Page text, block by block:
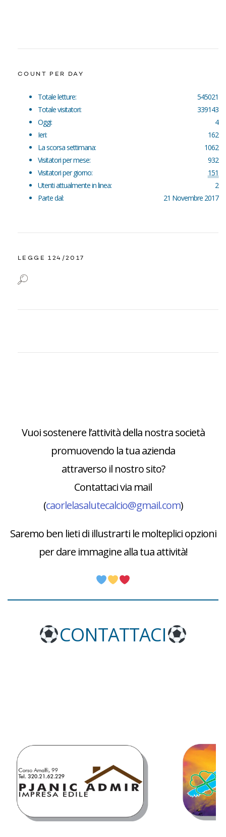
COUNT PER DAY
545021
Totale letture:
339143
Totale visitatori:
4
Oggi:
162
Ieri:
1062
La scorsa settimana:
932
Visitatori per mese:
151
Visitatori per giorno:
2
Utenti attualmente in linea:
21 Novembre 2017
Parte dal:
LEGGE 124/2017
Vuoi sostenere l’attività della nostra società
promuovendo la tua azienda
attraverso il nostro sito?
Contattaci via mail
(caorlelasalutecalcio@gmail.com)
Saremo ben lieti di illustrarti le molteplici opzioni
per dare immagine alla tua attività!
CONTATTACI